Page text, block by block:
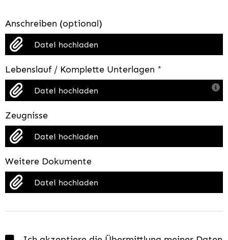
Anschreiben (optional)
Datei hochladen
Lebenslauf / Komplette Unterlagen *
Datei hochladen
Zeugnisse
Datei hochladen
Weitere Dokumente
Datei hochladen